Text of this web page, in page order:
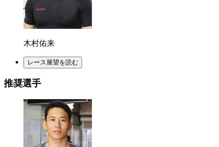
木村佑来
レース展望を読む
推奨選手